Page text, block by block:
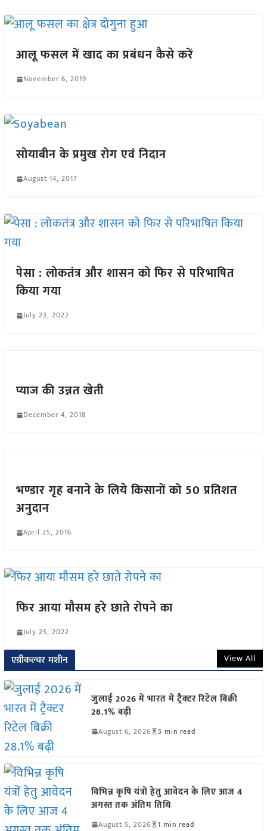
आलू फसल में खाद का प्रबंधन कैसे करें
November 6, 2019
सोयाबीन के प्रमुख रोग एवं निदान
August 14, 2017
पेसा : लोकतंत्र और शासन को फिर से परिभाषित
किया गया
July 23, 2022
प्याज की उन्नत खेती
December 4, 2018
भण्डार गृह बनाने के लिये किसानों को 50 प्रतिशत
अनुदान
April 25, 2016
फिर आया मौसम हरे छाते रोपने का
July 25, 2022
एग्रीकल्चर मशीन View All
जुलाई 2026 में भारत में ट्रैक्टर रिटेल बिक्री
28.1% बढ़ी
August 6, 2026 5 min read
विभिन्न कृषि यंत्रों हेतु आवेदन के लिए आज 4
अगस्त तक अंतिम तिथि
August 5, 2026 1 min read